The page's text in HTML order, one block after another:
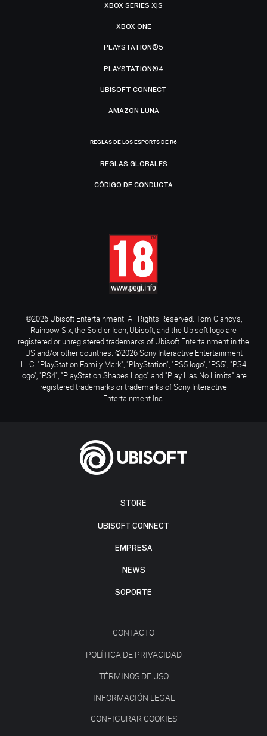
STORE
UBISOFT CONNECT
EMPRESA
NEWS
SOPORTE
CONTACTO
POLÍTICA DE PRIVACIDAD
TÉRMINOS DE USO
INFORMACIÓN LEGAL
CONFIGURAR COOKIES
XBOX SERIES X|S
XBOX ONE
PLAYSTATION®5
PLAYSTATION®4
UBISOFT CONNECT
AMAZON LUNA
REGLAS DE LOS ESPORTS DE R6
REGLAS GLOBALES
CÓDIGO DE CONDUCTA
©2026 Ubisoft Entertainment. All Rights Reserved. Tom Clancy’s,
Rainbow Six, the Soldier Icon, Ubisoft, and the Ubisoft logo are
registered or unregistered trademarks of Ubisoft Entertainment in the
US and/or other countries. ©2026 Sony Interactive Entertainment
LLC. "PlayStation Family Mark", "PlayStation", "PS5 logo", "PS5", "PS4
logo", "PS4", "PlayStation Shapes Logo" and "Play Has No Limits" are
registered trademarks or trademarks of Sony Interactive
Entertainment Inc.